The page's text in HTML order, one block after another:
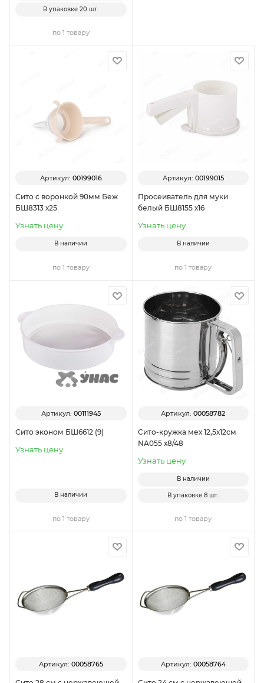
В упаковке20 шт.
по 1 товару
Артикул: 00199016
Сито с воронкой 90мм Беж
БШ8313 х25
Узнать цену
В наличии
по 1 товару
Артикул: 00199015
Просеиватель для муки
белый БШ8155 х16
Узнать цену
В наличии
по 1 товару
Артикул: 00111945
Сито эконом БШ6612 (9)
Узнать цену
В наличии
по 1 товару
Артикул:00058782
Сито-кружка мех 12,5х12см
NA055 х8/48
Узнать цену
В наличии
В упаковке8 шт.
по 1 товару
Артикул: 00058765 Артикул: 00058764